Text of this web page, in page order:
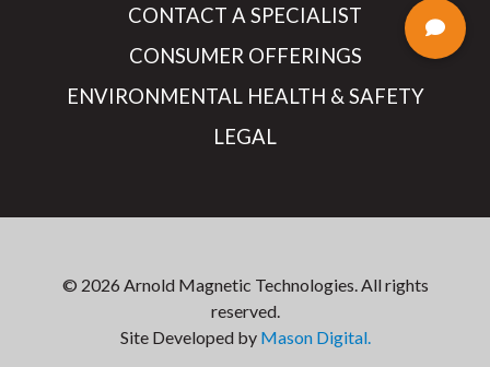
CONTACT A SPECIALIST
CONSUMER OFFERINGS
ENVIRONMENTAL HEALTH & SAFETY
LEGAL
© 2026 Arnold Magnetic Technologies. All rights
reserved.
Site Developed by Mason Digital.